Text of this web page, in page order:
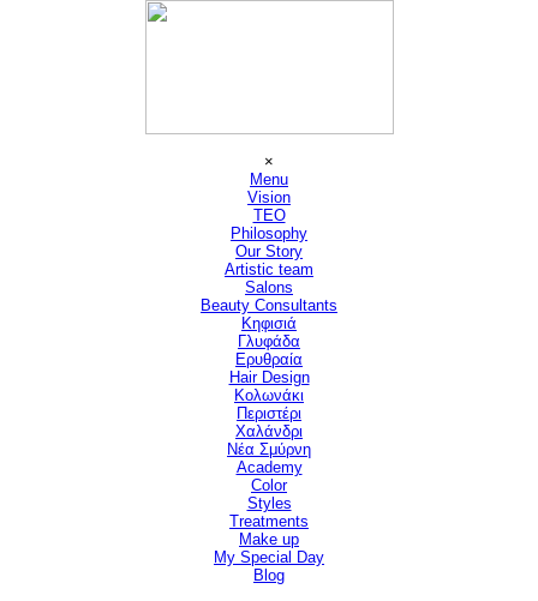
Μετάβαση στο περιεχόμενο
×
Menu
Vision
TEO
Philosophy
Our Story
Artistic team
Salons
Beauty Consultants
Κηφισιά
Γλυφάδα
Ερυθραία
Hair Design▼
Κολωνάκι
Περιστέρι
Χαλάνδρι
Νέα Σμύρνη
Academy
Color
Styles
Treatments
Make up
My Special Day
Blog